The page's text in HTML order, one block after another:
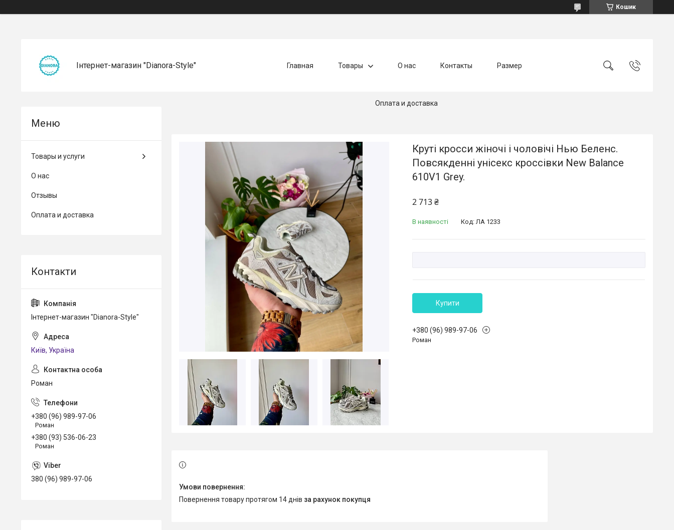
Кошик
Інтернет-магазин "Dianora-Style" Главная Товары О нас Контакты Размер
Оплата и доставка
Круті кросси жіночі і чоловічі Нью Беленс.
Повсякденні унісекс кроссівки New Balance
610V1 Grey.
2 713 ₴
В наявності Код:ЛА 1233
Купити
+380 (96) 989-97-06
Роман
повернення товару протягом 14 днів за рахунок покупця
Товары и услуги
О нас
Отзывы
Оплата и доставка
Інтернет-магазин "Dianora-Style"
Київ, Україна
Роман
+380 (96) 989-97-06
Роман
+380 (93) 536-06-23
Роман
380 (96) 989-97-06